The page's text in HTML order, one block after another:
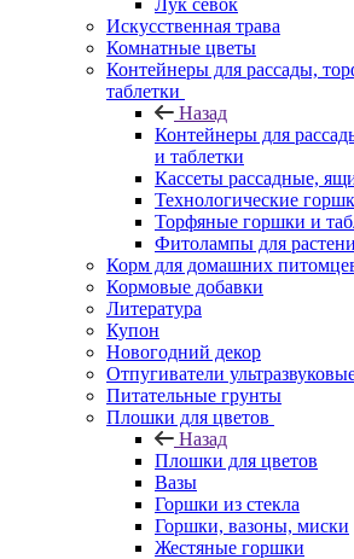
Лук севок
Искусственная трава
Комнатные цветы
Контейнеры для рассады,
таблетки
Назад
Контейнеры для
и таблетки
Кассеты рассадные,
Технологические
Торфяные горшки и
Фитолампы для
Корм для домашних
Кормовые добавки
Литература
Купон
Новогодний декор
Отпугиватели
Питательные грунты
Плошки для цветов
Назад
Плошки для цветов
Вазы
Горшки из стекла
Горшки, вазоны, миски
Жестяные горшки